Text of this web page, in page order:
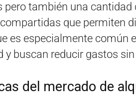
también una cantidad
que permiten
es especialmente común
y buscan reducir gastos
del mercado de